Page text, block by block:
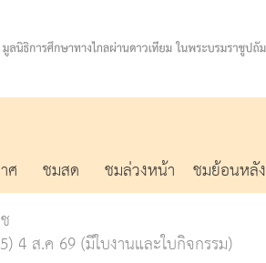
ศ ชมสด ชมล่วงหน้า ชมย้อนหลัง
4 ส.ค 69 (มีใบงานและใบกิจกรรม)